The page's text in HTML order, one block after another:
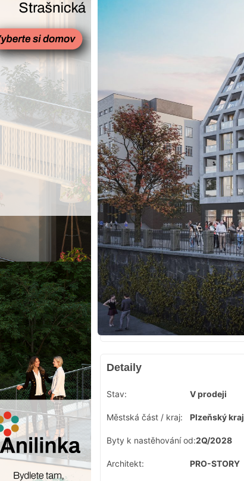
Detaily
Stav: V prodeji
Městská část / kraj: Plzeňský kraj
Byty k nastěhování od:2Q/2028
Architekt: PRO-STORY